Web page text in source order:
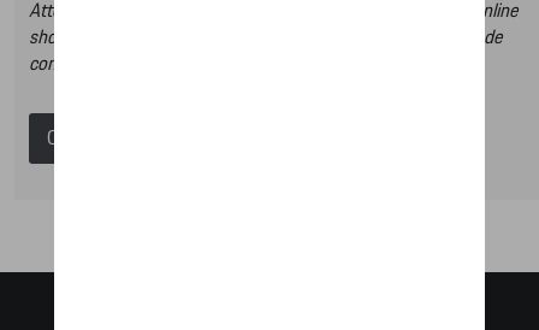
Attention, en cliquant sur le lien du catalogue vous sortez du online
shop et dans ce catalogue vous n’aurez donc pas la possibilité de
commander des articles en ligne.
Catalogue Porsche